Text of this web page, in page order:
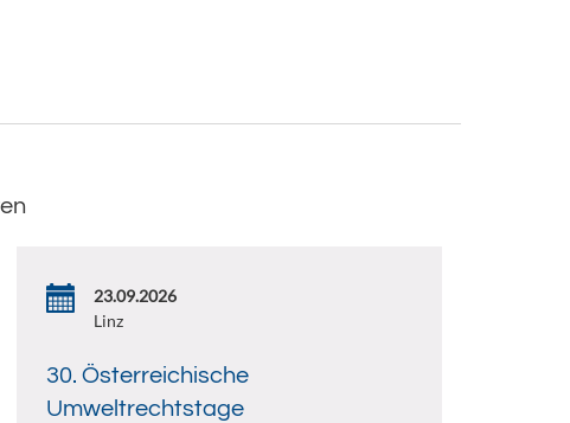
23.09.2026
Linz
30. Österreichische
Umweltrechtstage